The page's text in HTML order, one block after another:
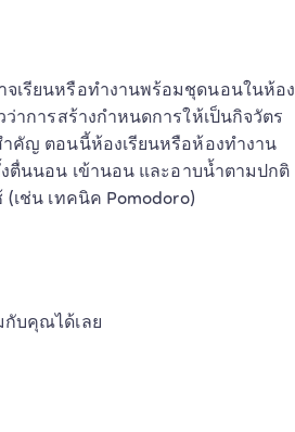
เรียนหรือทำงานพร้อมชุดนอนในห้อง
าการสร้างกำหนดการให้เป็นกิจวัตร
ำคัญ ตอนนี้ห้องเรียนหรือห้องทำงาน
ตื่นนอน เข้านอน และอาบน้ำตามปกติ
ช่น เทคนิค Pomodoro)
บคุณได้เลย